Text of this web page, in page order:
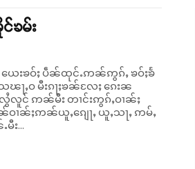
ၶမ်း
ေးၶဝ်ႈ ပဵၼ်ထုင်ႉဢၼ်ဢွၵ်ႇ ၶဝ်ႈၶႅ
ၽႃႇဝ မီးၵႃႈၶၼ်လႄႈ ၵေးၼ
းလွႆလူင် ဢၼ်မီး တၢင်းဢွၵ်ႇဝၢၼ်ႈ
ဝၢၼ်ႈဢၼ်ယူႇၵျေႃႇ ယူႇသႃႇ ဢမ်ႇ
း...